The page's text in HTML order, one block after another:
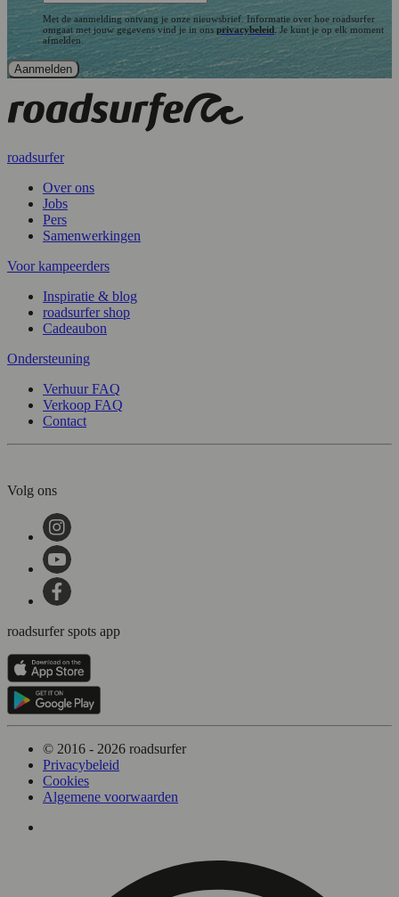
Met de aanmelding ontvang je onze nieuwsbrief. Informatie over hoe roadsurfer
omgaat met jouw gegevens vind je in ons privacybeleid. Je kunt je op elk moment
afmelden.
roadsurfer
Over ons
Jobs
Pers
Samenwerkingen
Voor kampeerders
Inspiratie & blog
roadsurfer shop
Cadeaubon
Ondersteuning
Verhuur FAQ
Verkoop FAQ
Contact
Volg ons
roadsurfer spots app
© 2016 - 2026 roadsurfer
Privacybeleid
Cookies
Algemene voorwaarden